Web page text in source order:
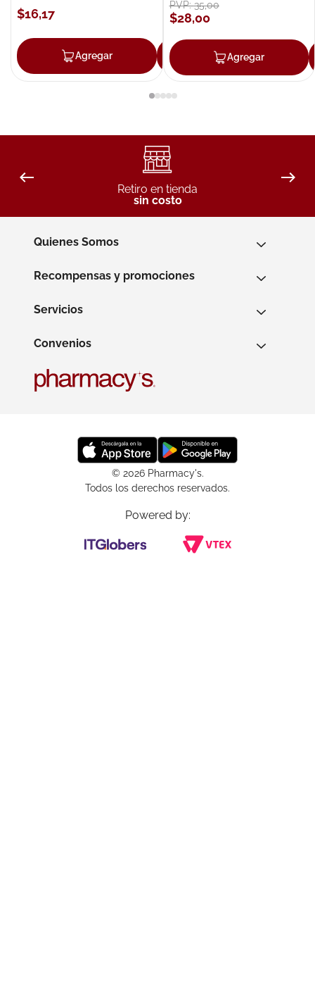
$16,17
Agregar Agregar
PVP:35,00
$28,00
Agregar
Retiro en tienda
sin costo
Quienes Somos
Recompensas y promociones
Servicios
Convenios
© 2026 Pharmacy's.
Todos los derechos reservados.
Powered by: